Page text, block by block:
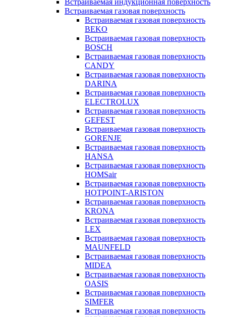
Встраиваемая индукционная поверхность
Встраиваемая газовая поверхность
Встраиваемая газовая поверхность
BEKO
Встраиваемая газовая поверхность
BOSCH
Встраиваемая газовая поверхность
CANDY
Встраиваемая газовая поверхность
DARINA
Встраиваемая газовая поверхность
ELECTROLUX
Встраиваемая газовая поверхность
GEFEST
Встраиваемая газовая поверхность
GORENJE
Встраиваемая газовая поверхность
HANSA
Встраиваемая газовая поверхность
HOMSair
Встраиваемая газовая поверхность
HOTPOINT-ARISTON
Встраиваемая газовая поверхность
KRONA
Встраиваемая газовая поверхность
LEX
Встраиваемая газовая поверхность
MAUNFELD
Встраиваемая газовая поверхность
MIDEA
Встраиваемая газовая поверхность
OASIS
Встраиваемая газовая поверхность
SIMFER
Встраиваемая газовая поверхность